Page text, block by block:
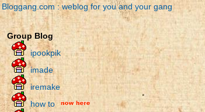
Bloggang.com : weblog for you and your gang
Group Blog
ipookpik
imade
iremake
how to